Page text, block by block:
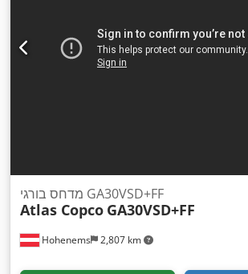
Hohenems 2,807 km
מדחס בורגי GA30VSD+FF
Atlas Copco GA30VSD+FF